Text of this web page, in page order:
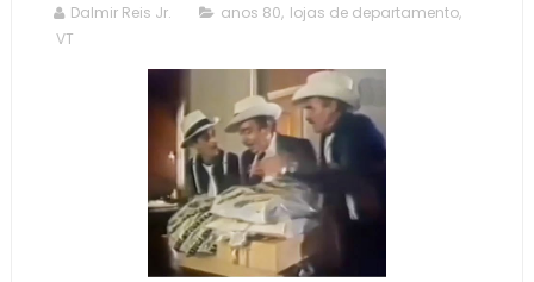
Dalmir Reis Jr. anos 80, lojas de departamento,
VT